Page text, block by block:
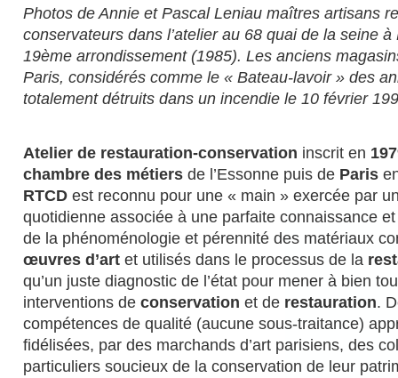
Photos de Annie et Pascal Leniau maîtres artisans
conservateurs dans l’atelier au 68 quai de la seine à
19ème arrondissement (1985). Les anciens
Paris, considérés comme le « Bateau-lavoir » des
totalement détruits dans un incendie le 10 février
Atelier de restauration-conservation inscrit en
chambre des métiers de l’Essonne puis de Paris
RTCD est reconnu pour une « main » exercée par
quotidienne associée à une parfaite connaissance
de la phénoménologie et pérennité des matériaux
œuvres d’art et utilisés dans le processus de la
qu’un juste diagnostic de l’état pour mener à bien
interventions de conservation et de restauration.
compétences de qualité (aucune sous-traitance)
fidélisées, par des marchands d’art parisiens, des
particuliers soucieux de la conservation de leur